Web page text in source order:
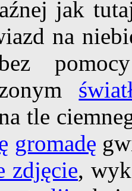
jak
na
bez
tle
gromadę
zdjęcie,